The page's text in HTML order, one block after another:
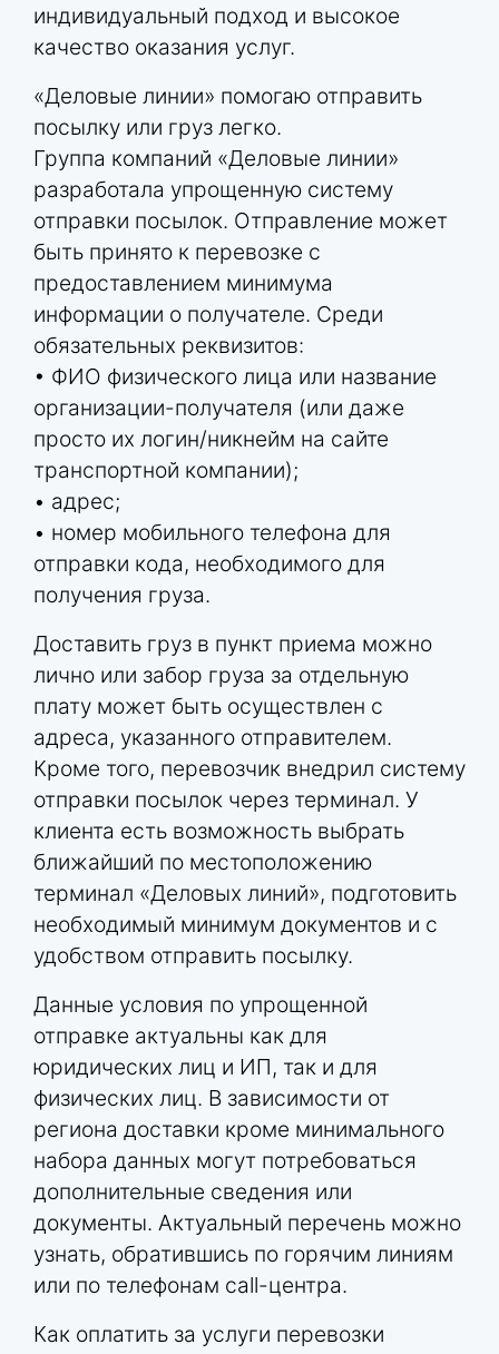
индивидуальный подход и высокое
качество оказания услуг.
«Деловые линии» помогаю отправить
посылку или груз легко.
Группа компаний «Деловые линии»
разработала упрощенную систему
отправки посылок. Отправление может
быть принято к перевозке с
предоставлением минимума
информации о получателе. Среди
обязательных реквизитов:
• ФИО физического лица или название
организации-получателя (или даже
просто их логин/никнейм на сайте
транспортной компании);
• адрес;
• номер мобильного телефона для
отправки кода, необходимого для
получения груза.
Доставить груз в пункт приема можно
лично или забор груза за отдельную
плату может быть осуществлен с
адреса, указанного отправителем.
Кроме того, перевозчик внедрил систему
отправки посылок через терминал. У
клиента есть возможность выбрать
ближайший по местоположению
терминал «Деловых линий», подготовить
необходимый минимум документов и с
удобством отправить посылку.
Данные условия по упрощенной
отправке актуальны как для
юридических лиц и ИП, так и для
физических лиц. В зависимости от
региона доставки кроме минимального
набора данных могут потребоваться
дополнительные сведения или
документы. Актуальный перечень можно
узнать, обратившись по горячим линиям
или по телефонам call-центра.
Как оплатить за услуги перевозки